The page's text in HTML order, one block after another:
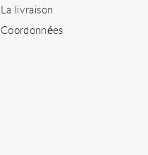
La livraison
Coordonnées